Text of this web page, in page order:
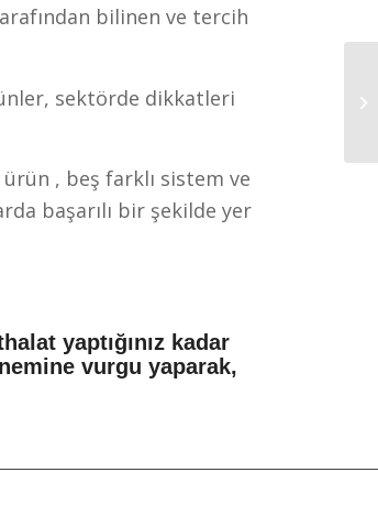
bilinen ve tercih
sektörde dikkatleri
, beş farklı sistem ve
başarılı bir şekilde yer
yaptığınız kadar
vurgu yaparak,